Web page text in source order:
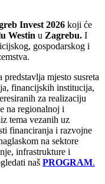
Invest 2026 koji će
Westin u Zagrebu. I
gospodarskog i
mjesto susreta
financijskih institucija,
za realizaciju
na regionalnoj i
tema vezanih uz
financiranja i razvojne
na sektore
infrastrukture i
naš PROGRAM.